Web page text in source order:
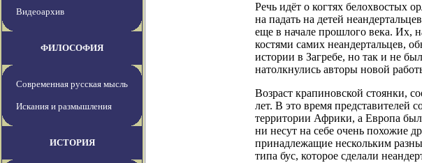
Видеоархив
ФИЛОСОФИЯ
Современная русская мысль
Искания и размышления
ИСТОРИЯ
Речь идёт о когтях белохвостых
на падать на детей
еще в начале прошлого века. Их,
костями самих неандертальцев,
истории в Загребе, но так и не
натолкнулись авторы новой
Возраст крапиновской стоянки,
лет. В это время представителей
территории Африки, а Европа
ни несут на себе очень похожие
принадлежащие нескольким
типа бус, которое сделали